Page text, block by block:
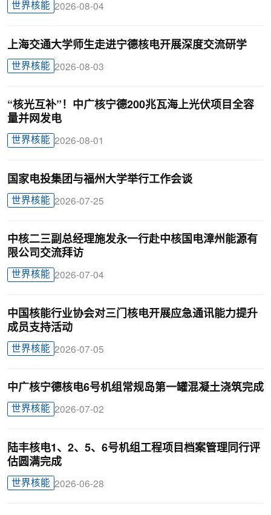
世界核能 2026-08-04
上海交通大学师生走进宁德核电开展深度交流研学
世界核能 2026-08-03
“核光互补”！中广核宁德200兆瓦海上光伏项目全容
量并网发电
世界核能 2026-08-01
国家电投集团与福州大学举行工作会谈
世界核能 2026-07-25
中核二三副总经理施发永一行赴中核国电漳州能源有
限公司交流拜访
世界核能 2026-07-04
中国核能行业协会对三门核电开展应急通讯能力提升
成员支持活动
世界核能 2026-07-05
中广核宁德核电6号机组常规岛第一罐混凝土浇筑完成
世界核能 2026-07-02
陆丰核电1、2、5、6号机组工程项目档案管理同行评
估圆满完成
世界核能 2026-06-28